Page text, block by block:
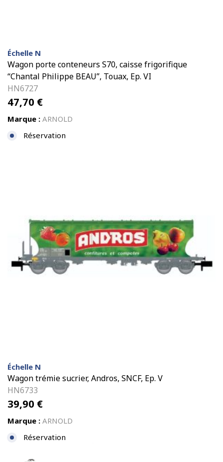
Échelle N
Wagon porte conteneurs S70, caisse frigorifique
“Chantal Philippe BEAU”, Touax, Ep. VI
HN6727
47,70 €
Marque : ARNOLD
Réservation
Échelle N
Wagon trémie sucrier, Andros, SNCF, Ep. V
HN6733
39,90 €
Marque : ARNOLD
Réservation